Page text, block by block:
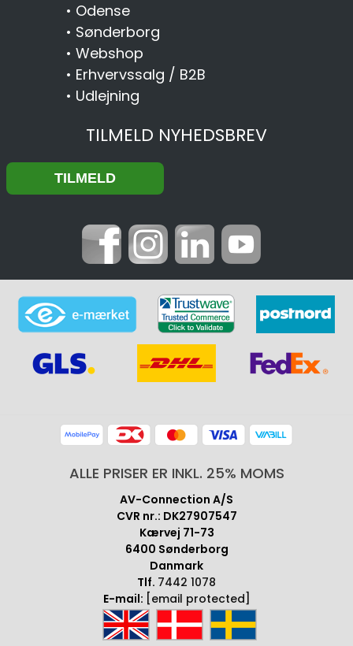
• Odense
• Sønderborg
• Webshop
• Erhvervssalg / B2B
• Udlejning
TILMELD NYHEDSBREV
ALLE PRISER ER INKL. 25% MOMS
AV-Connection A/S
CVR nr.: DK27907547
Kærvej 71-73
6400 Sønderborg
Danmark
Tlf. 7442 1078
E-mail: [email protected]